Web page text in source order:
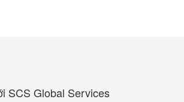
SCS Global Services